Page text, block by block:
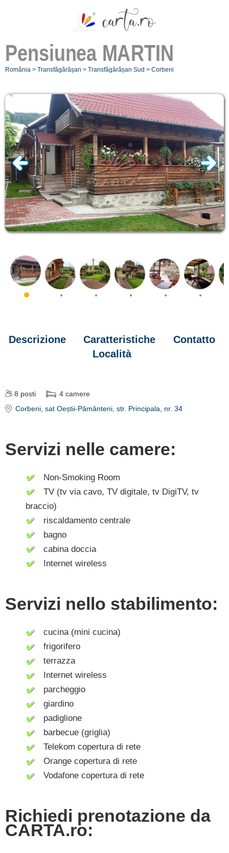
Pensiunea MARTIN
România > Transfăgărășan > Transfăgărășan Sud > Corbeni
Descrizione Caratteristiche
Contatto
Località
8 posti 4 camere
Corbeni , sat Oeștii-Pământeni, str. Principala, nr. 34
Servizi nelle camere:
Non-Smoking Room
TV (tv via cavo, TV digitale, tv DigiTV, tv
braccio)
riscaldamento centrale
bagno
cabina doccia
Internet wireless
Servizi nello stabilimento:
cucina (mini cucina)
frigorifero
terrazza
Internet wireless
parcheggio
giardino
padiglione
barbecue (griglia)
Telekom copertura di rete
Orange copertura di rete
Vodafone copertura di rete
Richiedi prenotazione da
CARTA.ro: